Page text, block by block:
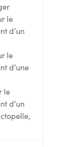
le
d’un
le
d’une
le
d’un